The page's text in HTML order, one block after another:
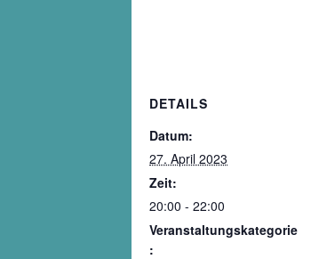
DETAILS
Datum:
27. April 2023
Zeit:
20:00 - 22:00
Veranstaltungskategorie
: